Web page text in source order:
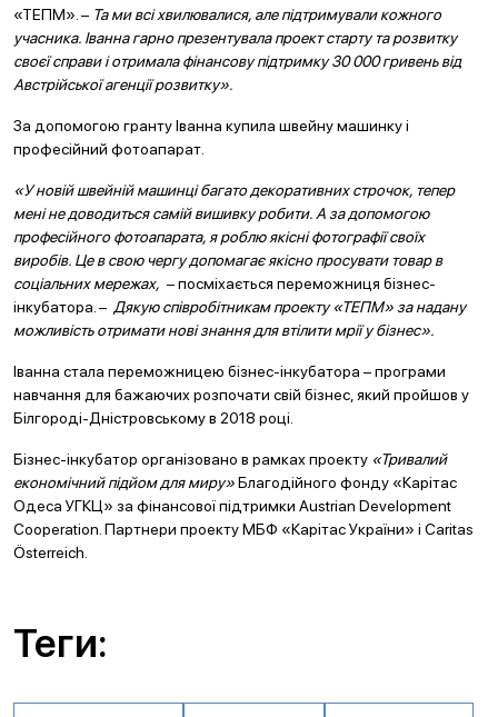
«ТЕПМ». – Та ми всі хвилювалися, але підтримували кожного
учасника. Іванна гарно презентувала проект старту та розвитку
своєї справи і отримала фінансову підтримку 30 000 гривень від
Австрійської агенції розвитку».
За допомогою гранту Іванна купила швейну машинку і
професійний фотоапарат.
«У новій швейній машинці багато декоративних строчок, тепер
мені не доводиться самій вишивку робити. А за допомогою
професійного фотоапарата, я роблю якісні фотографії своїх
виробів. Це в свою чергу допомагає якісно просувати товар в
соціальних мережах, – посміхається переможниця бізнес-
інкубатора. – Дякую співробітникам проекту «ТЕПМ» за надану
можливість отримати нові знання для втілити мрії у бізнес».
Іванна стала переможницею бізнес-інкубатора – програми
навчання для бажаючих розпочати свій бізнес, який пройшов у
Білгороді-Дністровському в 2018 році.
Бізнес-інкубатор організовано в рамках проекту «Тривалий
економічний підйом для миру»Благодійного фонду «Карітас
Одеса УГКЦ» за фінансової підтримки Austrian Development
Cooperation. Партнери проекту МБФ «Карітас України» i Caritas
Österreich.
Теги: